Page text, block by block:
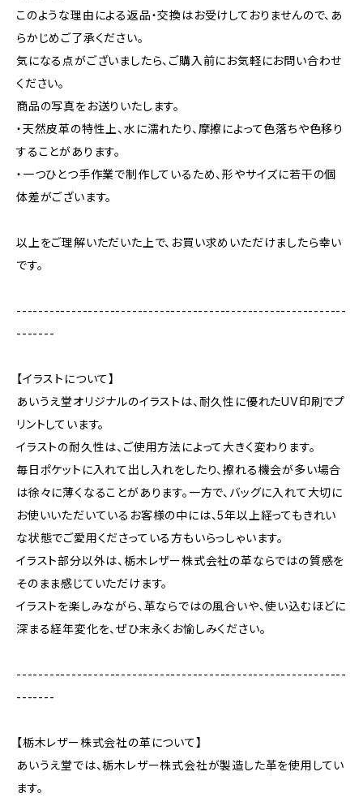
このような理由による返品・交換はお受けしておりませんので、あ
らかじめご了承ください。
気になる点がございましたら、ご購入前にお気軽にお問い合わせ
ください。
商品の写真をお送りいたします。
・天然皮革の特性上、水に濡れたり、摩擦によって色落ちや色移り
することがあります。
・一つひとつ手作業で制作しているため、形やサイズに若干の個
体差がございます。
以上をご理解いただいた上で、お買い求めいただけましたら幸い
です。
------------------------------------------------------------
-------
【イラストについて】
あいうえ堂オリジナルのイラストは、耐久性に優れたUV印刷でプ
リントしています。
イラストの耐久性は、ご使用方法によって大きく変わります。
毎日ポケットに入れて出し入れをしたり、擦れる機会が多い場合
は徐々に薄くなることがあります。一方で、バッグに入れて大切に
お使いいただいているお客様の中には、5年以上経ってもきれい
な状態でご愛用くださっている方もいらっしゃいます。
イラスト部分以外は、栃木レザー株式会社の革ならではの質感を
そのまま感じていただけます。
イラストを楽しみながら、革ならではの風合いや、使い込むほどに
深まる経年変化を、ぜひ末永くお愉しみください。
------------------------------------------------------------
-------
【栃木レザー株式会社の革について】
あいうえ堂では、栃木レザー株式会社が製造した革を使用してい
ます。